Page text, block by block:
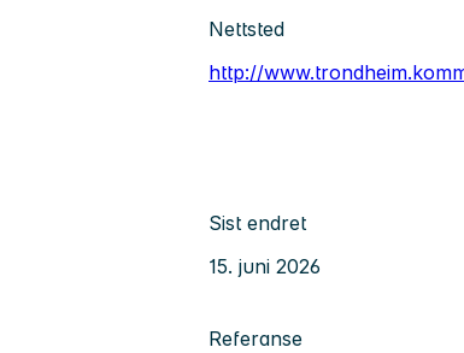
Nettsted
http://
Sist endret
15. juni 2026
Referanse